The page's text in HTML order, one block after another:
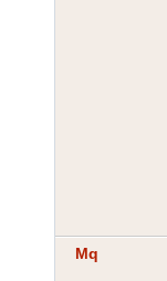
Mq